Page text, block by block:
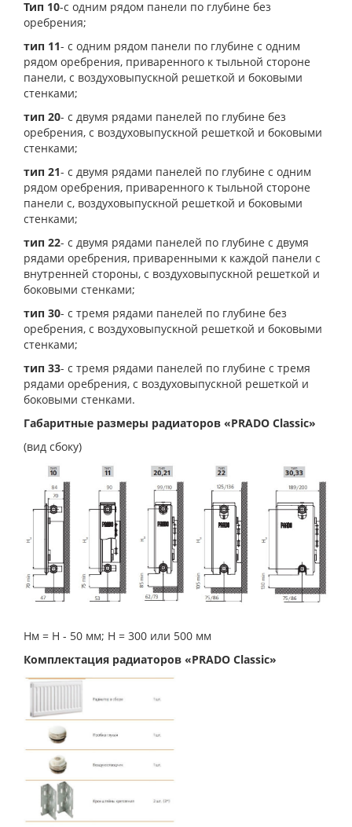
Тип 10-с одним рядом панели по глубине без
оребрения;
тип 11- с одним рядом панели по глубине с одним
рядом оребрения, приваренного к тыльной стороне
панели, с воздуховыпускной решеткой и боковыми
стенками;
тип 20- с двумя рядами панелей по глубине без
оребрения, с воздуховыпускной решеткой и боковыми
стенками;
тип 21- с двумя рядами панелей по глубине с одним
рядом оребрения, приваренного к тыльной стороне
панели с, воздуховыпускной решеткой и боковыми
стенками;
тип 22- с двумя рядами панелей по глубине с двумя
рядами оребрения, приваренными к каждой панели с
внутренней стороны, с воздуховыпускной решеткой и
боковыми стенками;
тип 30- с тремя рядами панелей по глубине без
оребрения, с воздуховыпускной решеткой и боковыми
стенками;
тип 33- с тремя рядами панелей по глубине с тремя
рядами оребрения, с воздуховыпускной решеткой и
боковыми стенками.
Габаритные размеры радиаторов «PRADO Classic»
(вид сбоку)
Нм = Н - 50 мм; Н = 300 или 500 мм
Комплектация радиаторов «PRADO Classic»